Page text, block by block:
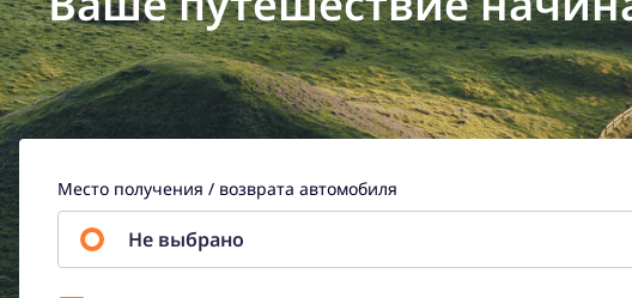
Место получения / возврата автомобиля
Не выбрано